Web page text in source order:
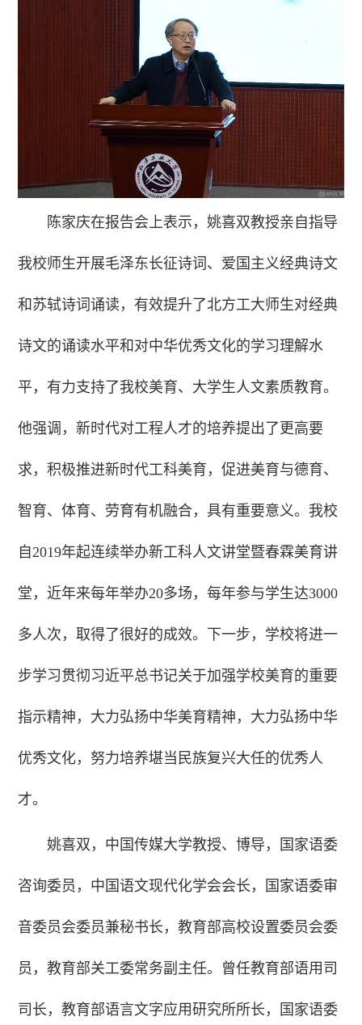
陈家庆在报告会上表示，姚喜双教授亲自指导
我校师生开展毛泽东长征诗词、爱国主义经典诗文
和苏轼诗词诵读，有效提升了北方工大师生对经典
诗文的诵读水平和对中华优秀文化的学习理解水
平，有力支持了我校美育、大学生人文素质教育。
他强调，新时代对工程人才的培养提出了更高要
求，积极推进新时代工科美育，促进美育与德育、
智育、体育、劳育有机融合，具有重要意义。我校
自2019年起连续举办新工科人文讲堂暨春霖美育讲
堂，近年来每年举办20多场，每年参与学生达3000
多人次，取得了很好的成效。下一步，学校将进一
步学习贯彻习近平总书记关于加强学校美育的重要
指示精神，大力弘扬中华美育精神，大力弘扬中华
优秀文化，努力培养堪当民族复兴大任的优秀人
才。
姚喜双，中国传媒大学教授、博导，国家语委
咨询委员，中国语文现代化学会会长，国家语委审
音委员会委员兼秘书长，教育部高校设置委员会委
员，教育部关工委常务副主任。曾任教育部语用司
司长，教育部语言文字应用研究所所长，国家语委